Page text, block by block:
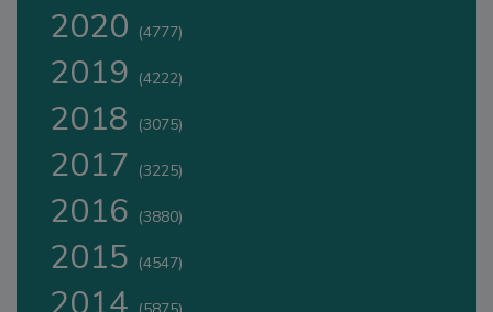
2020 (4777)
2019 (4222)
2018 (3075)
2017 (3225)
2016 (3880)
2015 (4547)